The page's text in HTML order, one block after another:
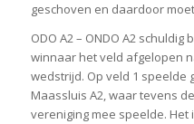
geschoven en daardoor
ODO A2 – ONDO A2 schuldig
winnaar het veld afgelopen
wedstrijd. Op veld 1 speelde
Maassluis A2, waar tevens
vereniging mee speelde.